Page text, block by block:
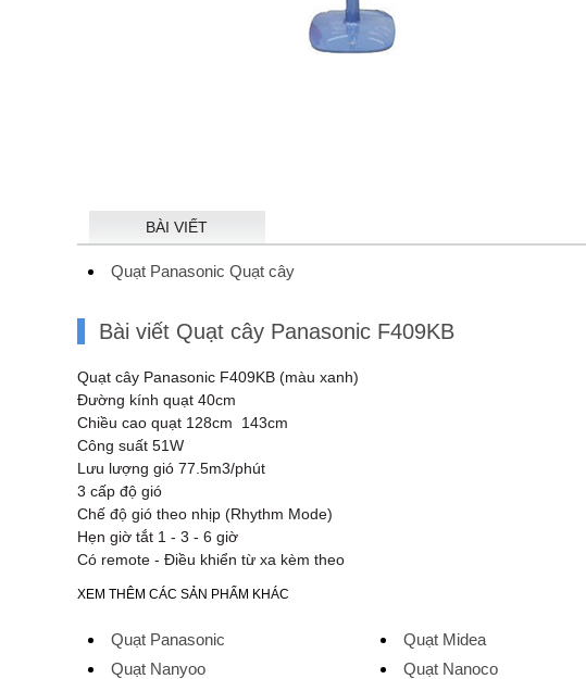
BÀI VIẾT
Quạt Panasonic Quạt cây
Bài viết Quạt cây Panasonic F409KB
Quạt cây Panasonic F409KB (màu xanh)
Đường kính quạt 40cm
Chiều cao quạt 128cm 143cm
Công suất 51W
Lưu lượng gió 77.5m3/phút
3 cấp độ gió
Chế độ gió theo nhịp (Rhythm Mode)
Hẹn giờ tắt 1 - 3 - 6 giờ
Có remote - Điều khiển từ xa kèm theo
XEM THÊM CÁC SẢN PHẨM KHÁC
Quạt Panasonic Quạt Midea
Quạt Nanyoo
Quạt Nanoco